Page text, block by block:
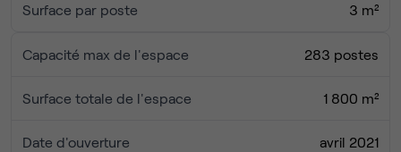
Surface par poste 3 m²
Capacité max de l'espace 283 postes
Surface totale de l'espace 1 800 m²
Date d'ouverture avril 2021